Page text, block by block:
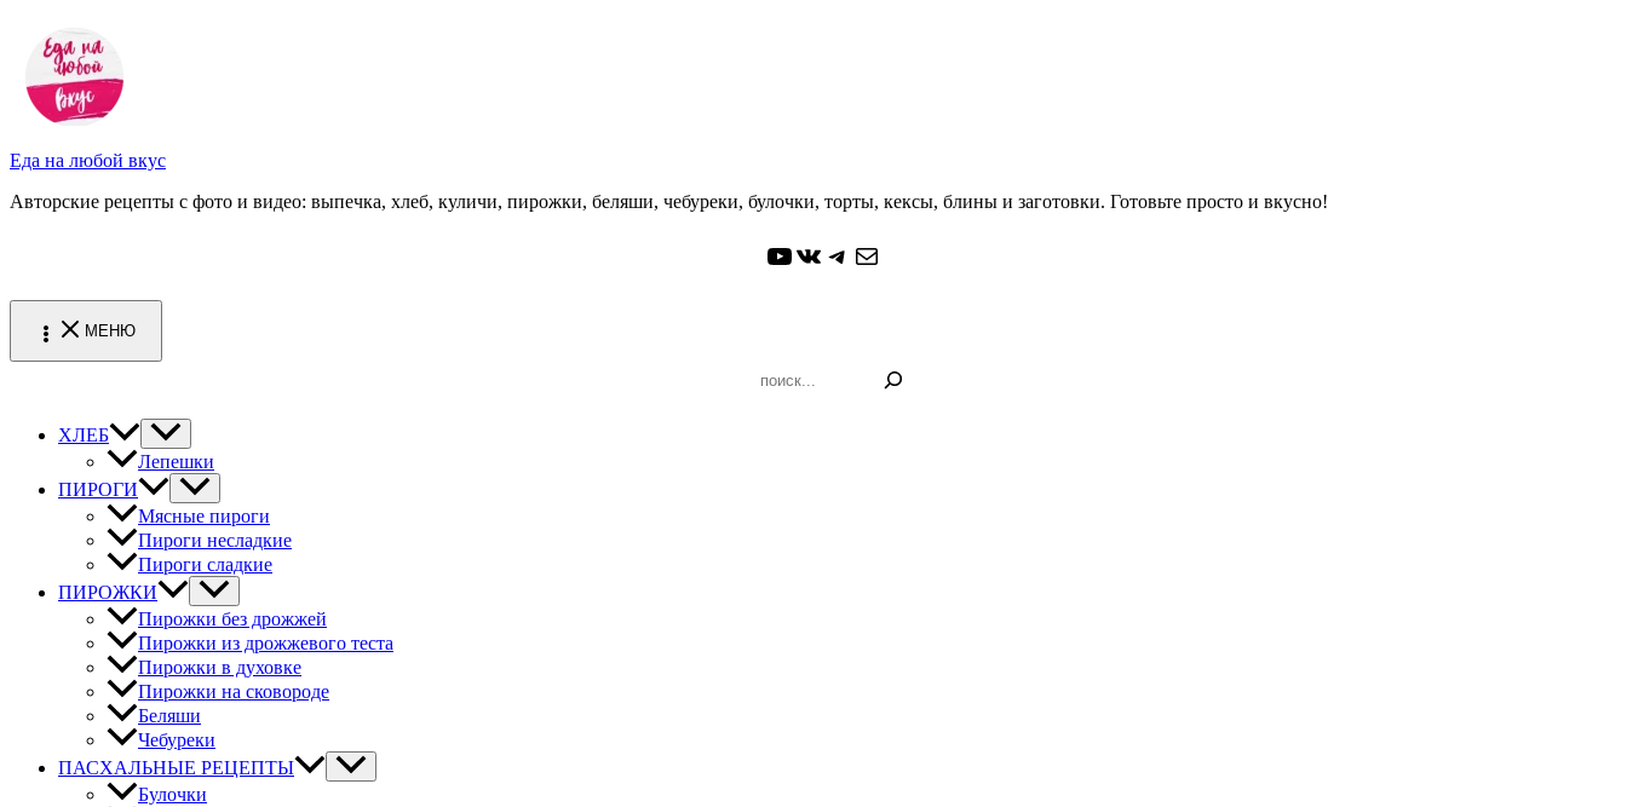
Еда на любой вкус
Авторские рецепты с фото и видео: выпечка, хлеб, куличи, пирожки, беляши, чебуреки, булочки, торты, кексы, блины и заготовки. Готовьте просто и вкусно!
YouTube
ВКонтакте
Telegram
Почта
МЕНЮ
ХЛЕБ
Лепешки
ПИРОГИ
Мясные пироги
Пироги несладкие
Пироги сладкие
ПИРОЖКИ
Пирожки без дрожжей
Пирожки из дрожжевого теста
Пирожки в духовке
Пирожки на сковороде
Беляши
Чебуреки
ПАСХАЛЬНЫЕ РЕЦЕПТЫ
Булочки